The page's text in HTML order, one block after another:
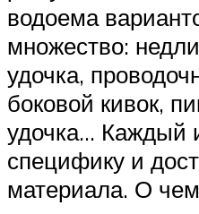
водоема
множество:
удочка,
боковой кивок,
удочка… Каждый
специфику и
материала. О